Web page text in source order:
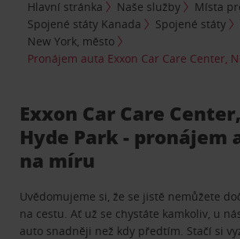
Hlavní stránka Naše služby
Místa
Spojené státy Kanada
Spojené státy
New York, město
Pronájem auta Exxon Car Care Center,
Exxon Car Care
Hyde Park - pronájem
na míru
Uvědomujeme si, že se jistě nemůžete
na cestu. Ať už se chystáte kamkoliv, u
auto snadněji než kdy předtím. Stačí si